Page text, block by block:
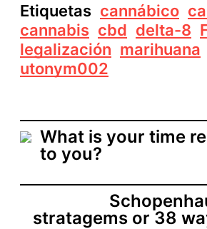
Etiquetas cannábico
cannabis cbd delta-8
legalización marihuana
utonym002
What is your time
to you?
stratagems or 38